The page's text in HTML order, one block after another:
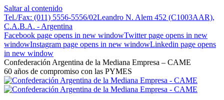
Saltar al contenido
Tel./Fax: (011) 5556-5556/02Leandro N. Alem 452 (C1003AAR),
C.A.B.A. - Argentina
Facebook page opens in new windowTwitter page opens in new
windowInstagram page opens in new windowLinkedin page opens
in new window
Confederación Argentina de la Mediana Empresa – CAME
60 años de compromiso con las PYMES